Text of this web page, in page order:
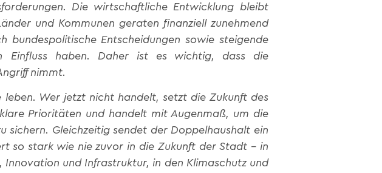
Die wirtschaftliche Entwicklung bleibt
und Kommunen geraten finanziell zunehmend
bundespolitische Entscheidungen sowie steigende
Einfluss haben. Daher ist es wichtig, dass die
nimmt.
Wer jetzt nicht handelt, setzt die Zukunft des
Prioritäten und handelt mit Augenmaß, um die
sichern. Gleichzeitig sendet der Doppelhaushalt ein
so stark wie nie zuvor in die Zukunft der Stadt – in
Innovation und Infrastruktur, in den Klimaschutz und